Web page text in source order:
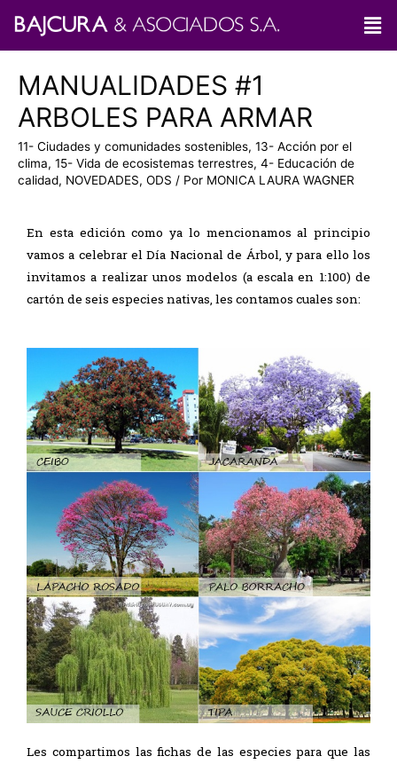
MANUALIDADES #1
ARBOLES PARA ARMAR
11- Ciudades y comunidades sostenibles, 13- Acción por el
clima, 15- Vida de ecosistemas terrestres, 4- Educación de
calidad, NOVEDADES, ODS / Por MONICA LAURA WAGNER
En esta edición como ya lo mencionamos al principio
vamos a celebrar el Día Nacional de Árbol, y para ello los
invitamos a realizar unos modelos (a escala en 1:100) de
cartón de seis especies nativas, les contamos cuales son:
Les compartimos las fichas de las especies para que las